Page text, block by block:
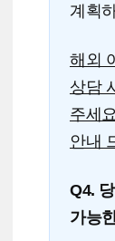
계획
해외
상담
주세
안내
Q4.
가능